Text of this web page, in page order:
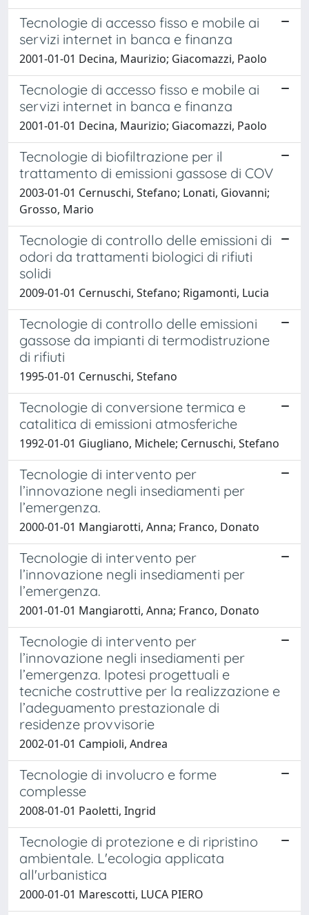
Tecnologie di accesso fisso e mobile ai
servizi internet in banca e finanza
2001-01-01 Decina, Maurizio; Giacomazzi, Paolo
Tecnologie di accesso fisso e mobile ai
servizi internet in banca e finanza
2001-01-01 Decina, Maurizio; Giacomazzi, Paolo
Tecnologie di biofiltrazione per il
trattamento di emissioni gassose di COV
2003-01-01 Cernuschi, Stefano; Lonati, Giovanni;
Grosso, Mario
Tecnologie di controllo delle emissioni di
odori da trattamenti biologici di rifiuti
solidi
2009-01-01 Cernuschi, Stefano; Rigamonti, Lucia
Tecnologie di controllo delle emissioni
gassose da impianti di termodistruzione
di rifiuti
1995-01-01 Cernuschi, Stefano
Tecnologie di conversione termica e
catalitica di emissioni atmosferiche
1992-01-01 Giugliano, Michele; Cernuschi, Stefano
Tecnologie di intervento per
l’innovazione negli insediamenti per
l’emergenza.
2000-01-01 Mangiarotti, Anna; Franco, Donato
Tecnologie di intervento per
l’innovazione negli insediamenti per
l’emergenza.
2001-01-01 Mangiarotti, Anna; Franco, Donato
Tecnologie di intervento per
l’innovazione negli insediamenti per
l’emergenza. Ipotesi progettuali e
tecniche costruttive per la realizzazione e
l’adeguamento prestazionale di
residenze provvisorie
2002-01-01 Campioli, Andrea
Tecnologie di involucro e forme
complesse
2008-01-01 Paoletti, Ingrid
Tecnologie di protezione e di ripristino
ambientale. L'ecologia applicata
all'urbanistica
2000-01-01 Marescotti, LUCA PIERO